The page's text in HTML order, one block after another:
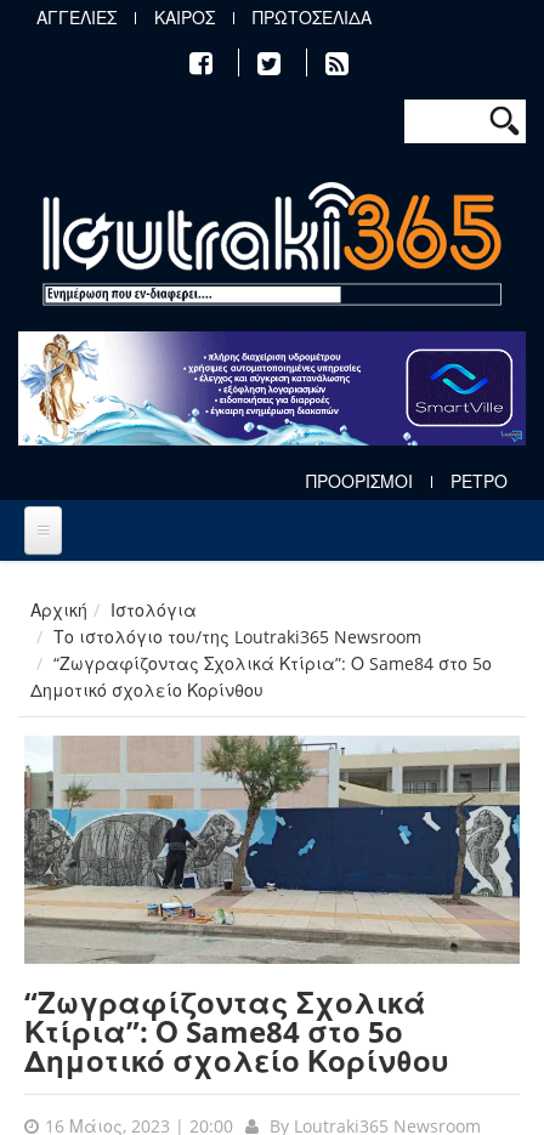
Παράκαμψη προς το κυρίως περιεχόμενο
ΑΓΓΕΛΙΕΣ ΚΑΙΡΟΣ ΠΡΩΤΟΣΕΛΙΔΑ
Φόρμα
Αναζήτηση
ΠΡΟΟΡΙΣΜΟΙ ΡΕΤΡΟ
Αρχική
Ιστολόγια
Το ιστολόγιο του/της Loutraki365 Newsroom
“Ζωγραφίζοντας Σχολικά Κτίρια”: Ο Same84 στο 5ο
Δημοτικό σχολείο Κορίνθου
“Ζωγραφίζοντας Σχολικά
Κτίρια”: Ο Same84 στο 5ο
Δημοτικό σχολείο Κορίνθου
16 Μάιος, 2023 | 20:00 By Loutraki365 Newsroom